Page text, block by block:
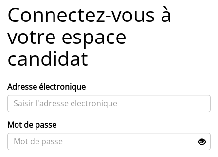
Connectez-vous à
votre espace
candidat
Adresse électronique
Mot de passe